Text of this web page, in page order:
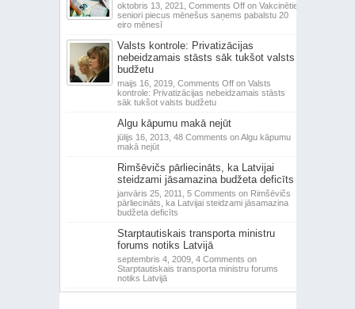
oktobris 13, 2021, Comments Offon Vakcinētie
seniori piecus mēnešus saņems pabalstu 20
eiro mēnesī
Valsts kontrole: Privatizācijas
nebeidzamais stāsts sāk tukšot valsts
budžetu
maijs 16, 2019, Comments Offon Valsts
kontrole: Privatizācijas nebeidzamais stāsts
sāk tukšot valsts budžetu
Algu kāpumu makā nejūt
jūlijs 16, 2013, 48 Comments on Algu kāpumu
makā nejūt
Rimšēvičs pārliecināts, ka Latvijai
steidzami jāsamazina budžeta deficīts
janvāris 25, 2011, 5 Comments on Rimšēvičs
pārliecināts, ka Latvijai steidzami jāsamazina
budžeta deficīts
Starptautiskais transporta ministru
forums notiks Latvijā
septembris 4, 2009, 4 Comments on
Starptautiskais transporta ministru forums
notiks Latvijā